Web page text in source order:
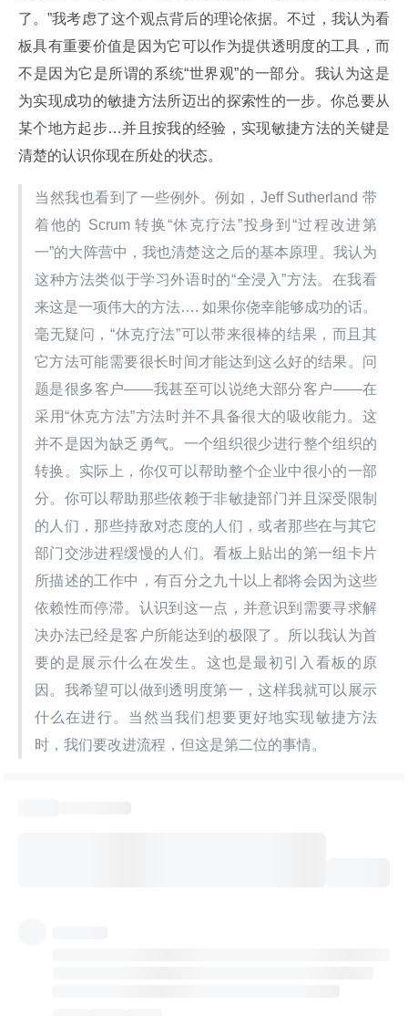
了。”我考虑了这个观点背后的理论依据。不过，我认为看
板具有重要价值是因为它可以作为提供透明度的工具，而
不是因为它是所谓的系统“世界观”的一部分。我认为这是
为实现成功的敏捷方法所迈出的探索性的一步。你总要从
某个地方起步…并且按我的经验，实现敏捷方法的关键是
清楚的认识你现在所处的状态。
当然我也看到了一些例外。例如，Jeff Sutherland 带
着他的 Scrum 转换“休克疗法”投身到“过程改进第
一”的大阵营中，我也清楚这之后的基本原理。我认为
这种方法类似于学习外语时的“全浸入”方法。在我看
来这是一项伟大的方法…. 如果你侥幸能够成功的话。
毫无疑问，“休克疗法”可以带来很棒的结果，而且其
它方法可能需要很长时间才能达到这么好的结果。问
题是很多客户——我甚至可以说绝大部分客户——在
采用“休克方法”方法时并不具备很大的吸收能力。这
并不是因为缺乏勇气。一个组织很少进行整个组织的
转换。实际上，你仅可以帮助整个企业中很小的一部
分。你可以帮助那些依赖于非敏捷部门并且深受限制
的人们，那些持敌对态度的人们，或者那些在与其它
部门交涉进程缓慢的人们。看板上贴出的第一组卡片
所描述的工作中，有百分之九十以上都将会因为这些
依赖性而停滞。认识到这一点，并意识到需要寻求解
决办法已经是客户所能达到的极限了。所以我认为首
要的是展示什么在发生。这也是最初引入看板的原
因。我希望可以做到透明度第一，这样我就可以展示
什么在进行。当然当我们想要更好地实现敏捷方法
时，我们要改进流程，但这是第二位的事情。